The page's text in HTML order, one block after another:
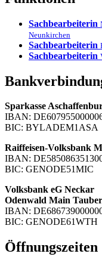
Sachbearbeiterin
Neunkirchen
Sachbearbeiterin
Sachbearbeiterin
Sparkasse
IBAN:
BIC: BYLADEM1ASA
Raiffeisen-Volksbank
IBAN:
BIC: GENODE51MIC
Volksbank eG Neckar
Odenwald Main Tauber
IBAN:
BIC: GENODE61WTH
Öffnungszeiten